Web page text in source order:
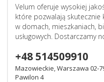
Velum oferuje wysokiej
które pozwalają skutecznie
w domach, mieszkaniach,
usługowych. Dostarczamy
+48 514509910
Mazowieckie, Warszawa 02-
Pawilon 4